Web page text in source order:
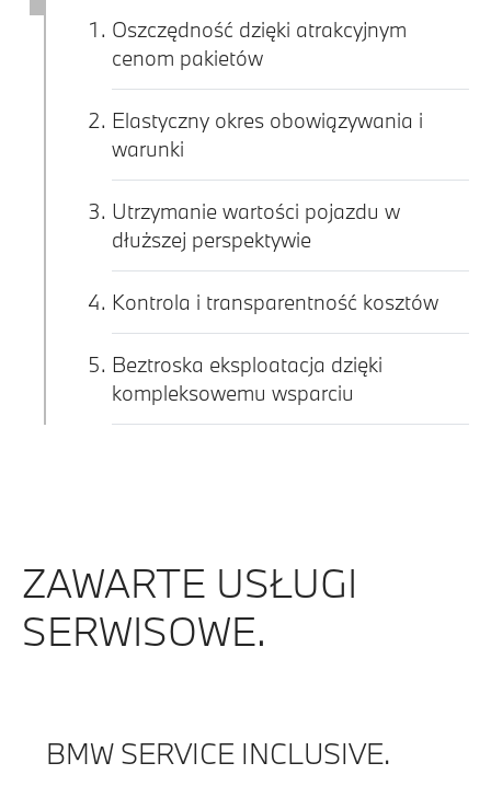
Oszczędność dzięki atrakcyjnym
cenom pakietów
Elastyczny okres obowiązywania i
warunki
Utrzymanie wartości pojazdu w
dłuższej perspektywie
Kontrola i transparentność kosztów
Beztroska eksploatacja dzięki
kompleksowemu wsparciu
ZAWARTE USŁUGI
SERWISOWE.
BMW SERVICE INCLUSIVE.